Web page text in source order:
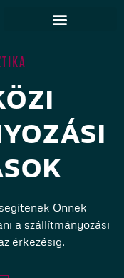
Önnek
a szállítmányozási
érkezésig.